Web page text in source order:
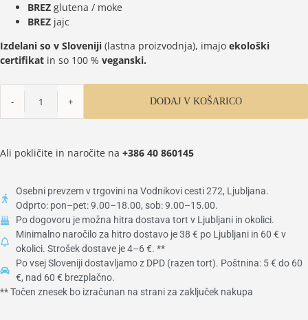
BREZ glutena / moke
BREZ jajc
Izdelani so v Sloveniji (lastna proizvodnja), imajo ekološki
certifikat in so 100 % veganski.
DODAJ V KOŠARICO
Ali pokličite in naročite na +386 40 860145
Osebni prevzem v trgovini na Vodnikovi cesti 272, Ljubljana.
Odprto: pon–pet: 9.00–18.00, sob: 9.00–15.00.
Po dogovoru je možna hitra dostava tort v Ljubljani in okolici.
Minimalno naročilo za hitro dostavo je 38 € po Ljubljani in 60 € v
okolici. Strošek dostave je 4–6 €. **
Po vsej Sloveniji dostavljamo z DPD (razen tort). Poštnina: 5 € do 60
€, nad 60 € brezplačno.
** Točen znesek bo izračunan na strani za zaključek nakupa